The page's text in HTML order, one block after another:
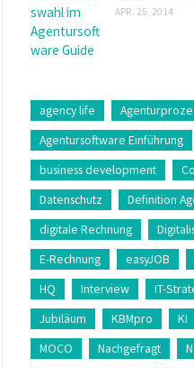
APR. 25, 2014
agency life
Agentursoftware Einführung
business development
Datenschutz
Definition
digitale Rechnung
E-Rechnung
easyJOB
HQ
Interview IT-
Jubiläum
KBMpro KI
MOCO
Nachgefragt